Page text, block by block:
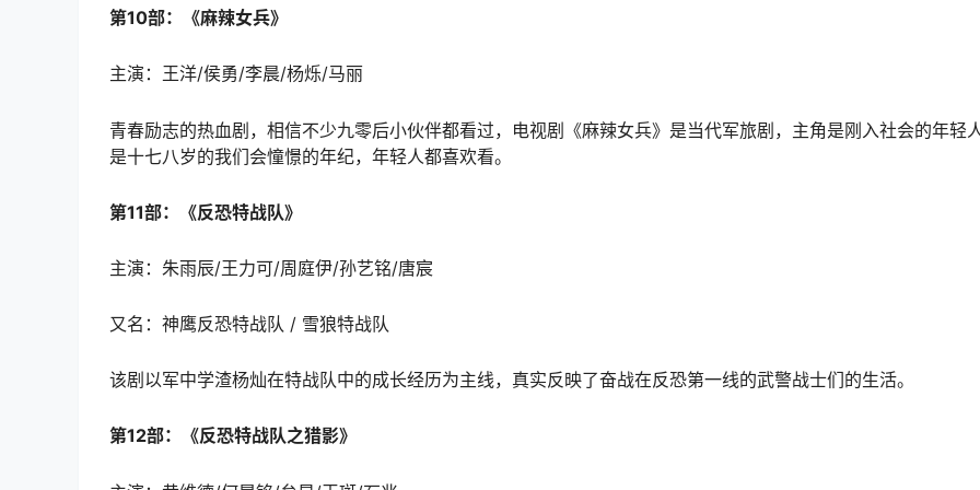
第10部：《麻辣女兵》
主演：王洋/侯勇/李晨/杨烁/马丽
青春励志的热血剧，相信不少九零后小伙伴都看过，电视剧《麻辣女兵》是当代军旅剧，主角是刚入社会的年轻
是十七八岁的我们会憧憬的年纪，年轻人都喜欢看。
第11部：《反恐特战队》
主演：朱雨辰/王力可/周庭伊/孙艺铭/唐宸
又名：神鹰反恐特战队 / 雪狼特战队
该剧以军中学渣杨灿在特战队中的成长经历为主线，真实反映了奋战在反恐第一线的武警战士们的生活。
第12部：《反恐特战队之猎影》